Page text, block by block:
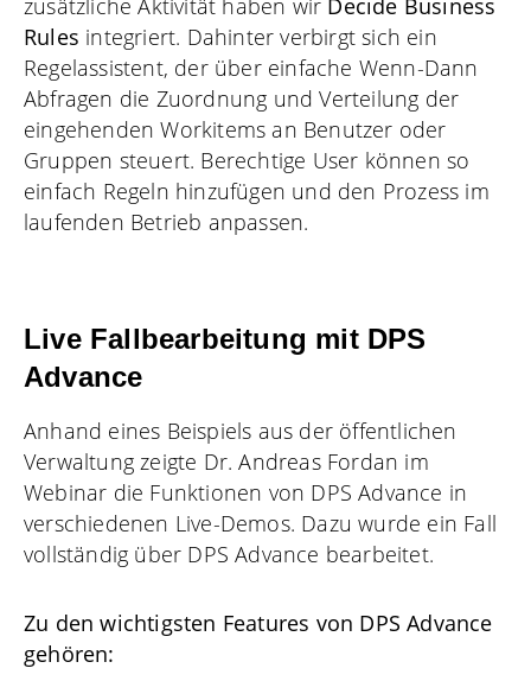
Rules integriert. Dahinter verbirgt sich ein
Regelassistent, der über einfache Wenn-Dann
Abfragen die Zuordnung und Verteilung der
eingehenden Workitems an Benutzer oder
Gruppen steuert. Berechtige User können so
einfach Regeln hinzufügen und den Prozess im
laufenden Betrieb anpassen.
Live Fallbearbeitung mit DPS
Advance
Anhand eines Beispiels aus der öffentlichen
Verwaltung zeigte Dr. Andreas Fordan im
Webinar die Funktionen von DPS Advance in
verschiedenen Live-Demos. Dazu wurde ein Fall
vollständig über DPS Advance bearbeitet.
Zu den wichtigsten Features von DPS Advance
gehören: